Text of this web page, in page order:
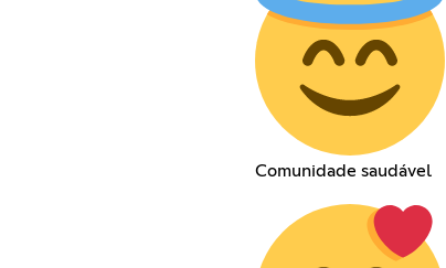
Comunidade saudável